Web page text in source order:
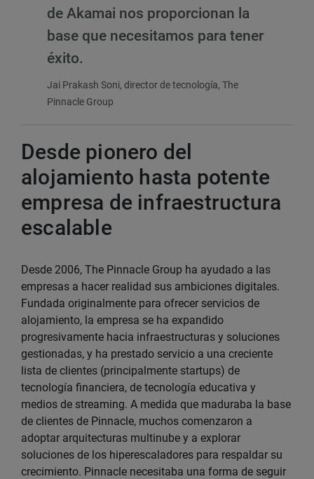
de Akamai nos proporcionan la
base que necesitamos para tener
éxito.
Jai Prakash Soni, director de tecnología, The
Pinnacle Group
Desde pionero del
alojamiento hasta potente
empresa de infraestructura
escalable
Desde 2006, The Pinnacle Group ha ayudado a las
empresas a hacer realidad sus ambiciones digitales.
Fundada originalmente para ofrecer servicios de
alojamiento, la empresa se ha expandido
progresivamente hacia infraestructuras y soluciones
gestionadas, y ha prestado servicio a una creciente
lista de clientes (principalmente startups) de
tecnología financiera, de tecnología educativa y
medios de streaming. A medida que maduraba la base
de clientes de Pinnacle, muchos comenzaron a
adoptar arquitecturas multinube y a explorar
soluciones de los hiperescaladores para respaldar su
crecimiento. Pinnacle necesitaba una forma de seguir